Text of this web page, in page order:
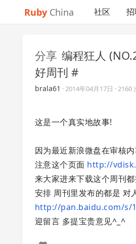
Ruby China 社区
分享 编程狂人
好周刊 #
brala61 ·2014年04月17日 · 2160
这是一个真实地故事!
因为最近新浪微盘在审核
注意这个页面 http://
来大家进来下载这个周刊
安排 周刊里发布的都是 对
http://pan.baidu.com/s/
迎留言 多提宝贵意见^_^